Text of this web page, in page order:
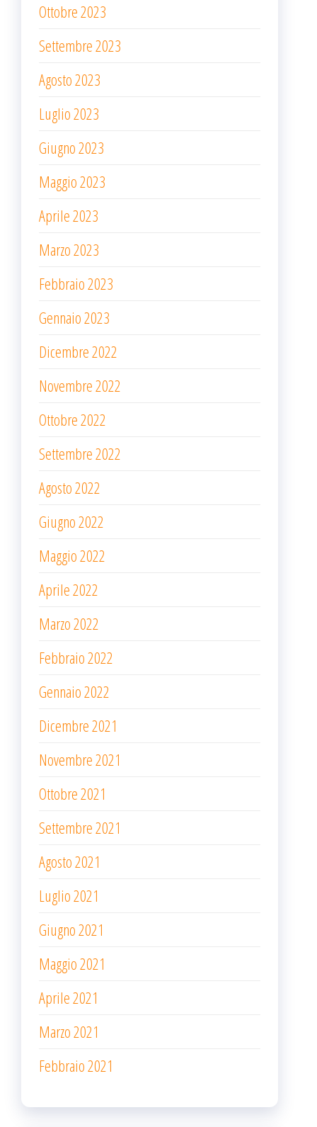
Ottobre 2023
Settembre 2023
Agosto 2023
Luglio 2023
Giugno 2023
Maggio 2023
Aprile 2023
Marzo 2023
Febbraio 2023
Gennaio 2023
Dicembre 2022
Novembre 2022
Ottobre 2022
Settembre 2022
Agosto 2022
Giugno 2022
Maggio 2022
Aprile 2022
Marzo 2022
Febbraio 2022
Gennaio 2022
Dicembre 2021
Novembre 2021
Ottobre 2021
Settembre 2021
Agosto 2021
Luglio 2021
Giugno 2021
Maggio 2021
Aprile 2021
Marzo 2021
Febbraio 2021